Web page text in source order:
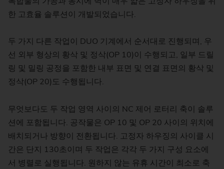
한 고효율 솔루션이 개발되었습니다.
두 가지 다른 작업이 DUO 기계에서 순서대로 진행되며, 우
선 외부 형상의 황삭 및 정삭(OP 10)이 수행되고, 일부 드릴
링 및 밀링 공정을 포함한 내부 표면 및 연결 표면의 황삭 및
정삭(OP 20)도 수행됩니다.
무엇보다도 두 작업 영역 사이의 NC 제어 로터리 축이 솔루
션에 포함됩니다. 공작물은 OP 10 및 OP 20 사이의 위치에
배치되거나 방향이 전환됩니다. 고정자 하우징의 사이클 시
간은 단지 130초이며 두 작업은 각각 두 가지 구성 요소에
서 병렬로 실행됩니다. 원하지 않는 유휴 시간이 최소로 축